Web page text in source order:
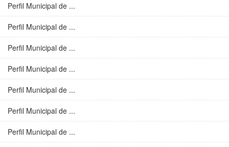
Perfil Municipal de ...
Perfil Municipal de ...
Perfil Municipal de ...
Perfil Municipal de ...
Perfil Municipal de ...
Perfil Municipal de ...
Perfil Municipal de ...